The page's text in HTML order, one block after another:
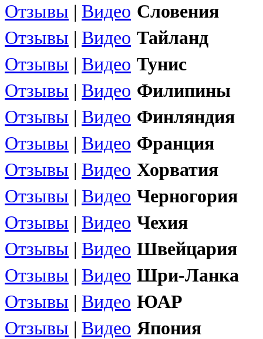
Отзывы | Видео Словения
Отзывы | Видео Тайланд
Отзывы | Видео Тунис
Отзывы | Видео Филипины
Отзывы | Видео Финляндия
Отзывы | Видео Франция
Отзывы | Видео Хорватия
Отзывы | Видео Черногория
Отзывы | Видео Чехия
Отзывы | Видео Швейцария
Отзывы | Видео Шри-Ланка
Отзывы | Видео ЮАР
Отзывы | Видео Япония